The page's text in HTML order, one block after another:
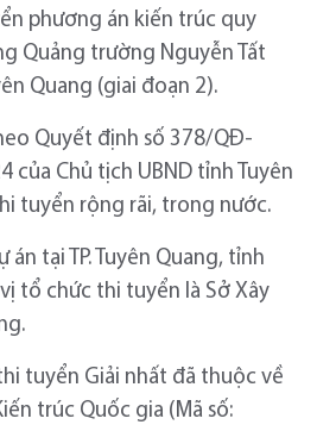
phương án kiến trúc quy
Quảng trường Nguyễn Tất
Quang (giai đoạn 2).
Quyết định số 378/QĐ-
của Chủ tịch UBND tỉnh Tuyên
tuyển rộng rãi, trong nước.
tại TP. Tuyên Quang, tỉnh
vị tổ chức thi tuyển là Sở Xây
tuyển Giải nhất đã thuộc về
trúc Quốc gia (Mã số: